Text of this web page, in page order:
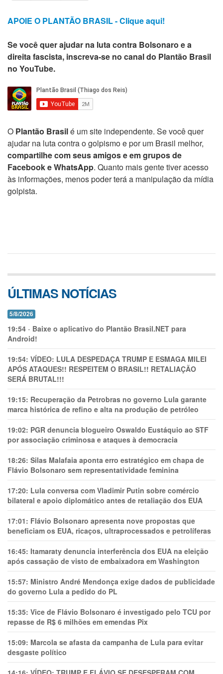
APOIE O PLANTÃO BRASIL - Clique aqui!
Se você quer ajudar na luta contra Bolsonaro e a
direita fascista, inscreva-se no canal do Plantão Brasil
no YouTube.
O Plantão Brasilé um site independente. Se você quer
ajudar na luta contra o golpismo e por um Brasil melhor,
compartilhe com seus amigos e em grupos de
Facebook e WhatsApp. Quanto mais gente tiver acesso
às informações, menos poder terá a manipulação da mídia
golpista.
ÚLTIMAS NOTÍCIAS
5/8/2026
19:54 - Baixe o aplicativo do Plantão Brasil.NET para
Android!
19:54: VÍDEO: LULA DESPEDAÇA TRUMP E ESMAGA MILEI
APÓS ATAQUES!! RESPEITEM O BRASIL!! RETALIAÇÃO
SERÁ BRUTAL!!!
19:15: Recuperação da Petrobras no governo Lula garante
marca histórica de refino e alta na produção de petróleo
19:02: PGR denuncia blogueiro Oswaldo Eustáquio ao STF
por associação criminosa e ataques à democracia
18:26: Silas Malafaia aponta erro estratégico em chapa de
Flávio Bolsonaro sem representatividade feminina
17:20: Lula conversa com Vladimir Putin sobre comércio
bilateral e apoio diplomático antes de retaliação dos EUA
17:01: Flávio Bolsonaro apresenta nove propostas que
beneficiam os EUA, ricaços, ultraprocessados e petrolíferas
16:45: Itamaraty denuncia interferência dos EUA na eleição
após cassação de visto de embaixadora em Washington
15:57: Ministro André Mendonça exige dados de publicidade
do governo Lula a pedido do PL
15:35: Vice de Flávio Bolsonaro é investigado pelo TCU por
repasse de R$ 6 milhões em emendas Pix
15:09: Marcola se afasta da campanha de Lula para evitar
desgaste político